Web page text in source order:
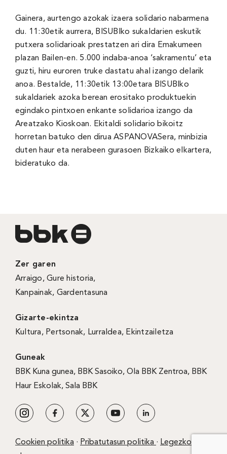
Gainera, aurtengo azokak izaera solidario nabarmena
du. 11:30etik aurrera, BISUBIko sukaldarien eskutik
putxera solidarioak prestatzen ari dira Emakumeen
plazan Bailen-en. 5.000 indaba-anoa ‘sakramentu’ eta
guzti, hiru euroren truke dastatu ahal izango delarik
anoa. Bestalde, 11:30etik 13:00etara BISUBIko
sukaldariek azoka berean erositako produktuekin
egindako pintxoen enkante solidarioa izango da
Areatzako Kioskoan. Ekitaldi solidario bikoitz
horretan batuko den dirua ASPANOVASera, minbizia
duten haur eta nerabeen gurasoen Bizkaiko elkartera,
bideratuko da.
Zer garen
Arraigo,Gure historia,
Kanpainak, Gardentasuna
Gizarte-ekintza
Kultura, Pertsonak, Lurraldea, Ekintzailetza
Guneak
BBK Kuna gunea, BBK Sasoiko, Ola BBK Zentroa, BBK
Haur Eskolak, Sala BBK
Cookien politika· Pribatutasun politika · Legezko